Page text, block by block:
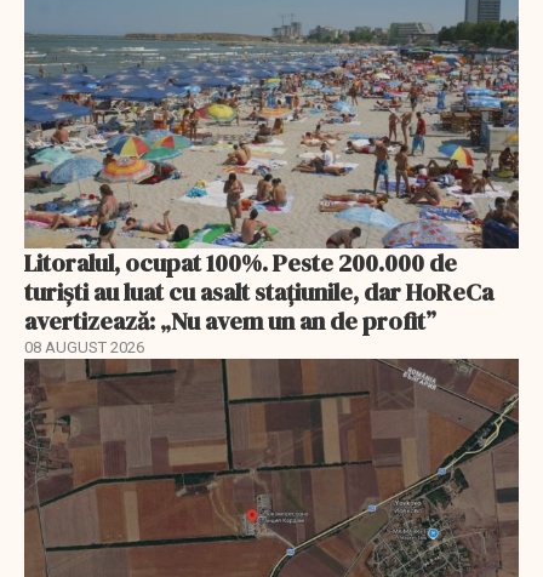
Litoralul, ocupat 100%. Peste 200.000 de
turiști au luat cu asalt stațiunile, dar HoReCa
avertizează: „Nu avem un an de profit”
08 AUGUST 2026